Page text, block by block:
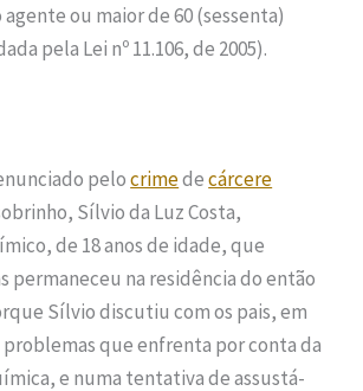
ou maior de 60 (sessenta)
pela Lei nº 11.106, de 2005).
pelocrimedecárcere
Sílvio da Luz Costa,
de 18 anos de idade, que
permaneceu na residência do então
Sílvio discutiu com os pais, em
que enfrenta por conta da
e numa tentativa de assustá-